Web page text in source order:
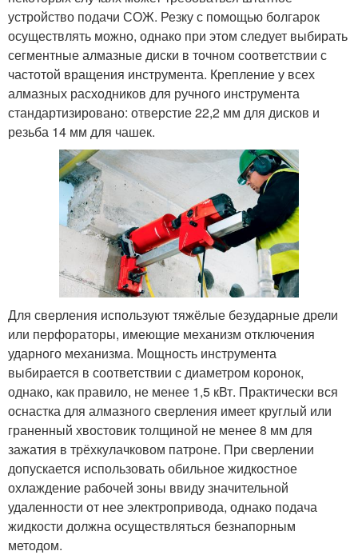
устройство подачи СОЖ. Резку с помощью болгарок
осуществлять можно, однако при этом следует выбирать
сегментные алмазные диски в точном соответствии с
частотой вращения инструмента. Крепление у всех
алмазных расходников для ручного инструмента
стандартизировано: отверстие 22,2 мм для дисков и
резьба 14 мм для чашек.
Для сверления используют тяжёлые безударные дрели
или перфораторы, имеющие механизм отключения
ударного механизма. Мощность инструмента
выбирается в соответствии с диаметром коронок,
однако, как правило, не менее 1,5 кВт. Практически вся
оснастка для алмазного сверления имеет круглый или
граненный хвостовик толщиной не менее 8 мм для
зажатия в трёхкулачковом патроне. При сверлении
допускается использовать обильное жидкостное
охлаждение рабочей зоны ввиду значительной
удаленности от нее электропривода, однако подача
жидкости должна осуществляться безнапорным
методом.